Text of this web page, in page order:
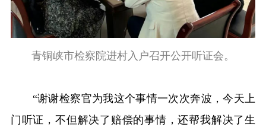
青铜峡市检察院进村入户召开公开听证会。
“谢谢检察官为我这个事情一次次奔波，今天上
门听证，不但解决了赔偿的事情，还帮我解决了生